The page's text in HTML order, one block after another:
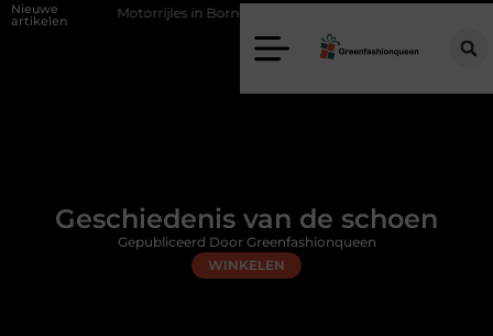
Nieuwe
artikelenin Borne: vlot en zelfverzekerd de weg op
Geschiedenis van de schoen
WINKELEN
Gepubliceerd Door Greenfashionqueen